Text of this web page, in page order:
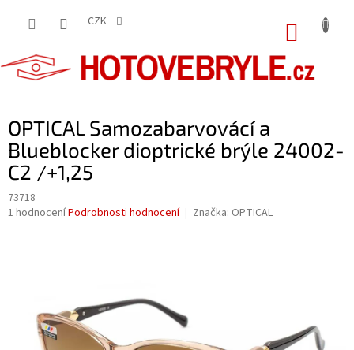
CZK
OPTICAL Samozabarvovácí a
Blueblocker dioptrické brýle 24002-
C2 /+1,25
73718
Průměrné
hvězdiček.
1 hodnoceníPodrobnosti hodnocení Značka: OPTICAL